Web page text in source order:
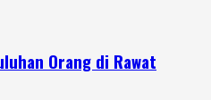
Orang di Rawat